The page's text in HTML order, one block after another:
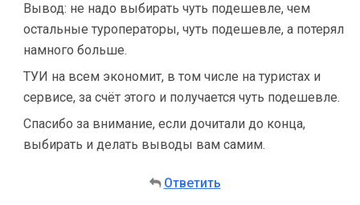
Вывод: не надо выбирать чуть подешевле, чем
остальные туроператоры, чуть подешевле, а потерял
намного больше.
ТУИ на всем экономит, в том числе на туристах и
сервисе, за счёт этого и получается чуть подешевле.
Спасибо за внимание, если дочитали до конца,
выбирать и делать выводы вам самим.
Ответить